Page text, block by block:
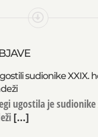
sudionike XXIX.
ugostila je
[...]